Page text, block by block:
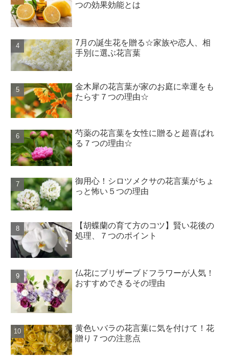
つの効果効能とは
7月の誕生花を贈る☆家族や恋人、相
手別に選ぶ花言葉
金木犀の花言葉が家のお庭に幸運をも
たらす７つの理由☆
芍薬の花言葉を女性に贈ると超喜ばれ
る７つの理由☆
御用心！シロツメクサの花言葉がちょ
っと怖い５つの理由
【胡蝶蘭の育て方のコツ】賢い花後の
処理、７つのポイント
仏花にブリザーブドフラワーが人気！
おすすめできるその理由
黄色いバラの花言葉に気を付けて！花
贈り７つの注意点